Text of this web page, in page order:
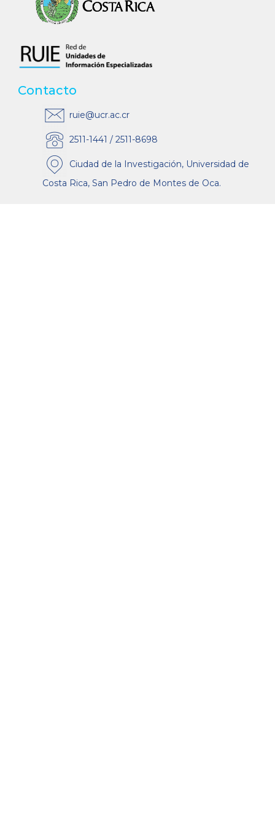
Contacto
ruie@ucr.ac.cr
2511-1441 / 2511-8698
Ciudad de la Investigación, Universidad de
Costa Rica, San Pedro de Montes de Oca.